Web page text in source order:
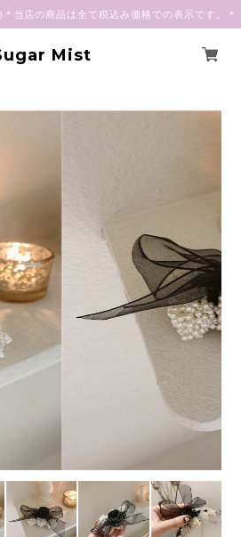
当店の商品は全て税込み価格での表示です。＊
Mist